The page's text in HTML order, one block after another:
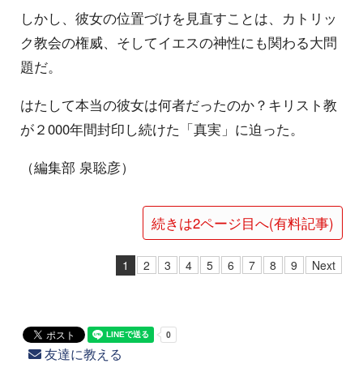
しかし、彼女の位置づけを見直すことは、カトリッ
ク教会の権威、そしてイエスの神性にも関わる大問
題だ。
はたして本当の彼女は何者だったのか？キリスト教
が２000年間封印し続けた「真実」に迫った。
（編集部 泉聡彦）
続きは2ページ目へ(有料記事)
1 2 3 4 5 6 7 8 9 Next
友達に教える